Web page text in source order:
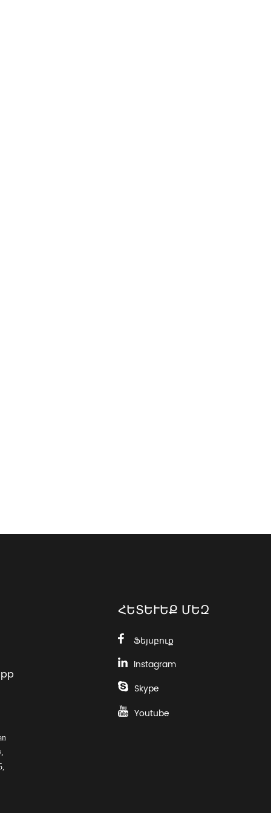
ՀԵՏԵՒԵՔ ՄԵԶ
Ֆեյսբուք
Instagram
Skype
Youtube